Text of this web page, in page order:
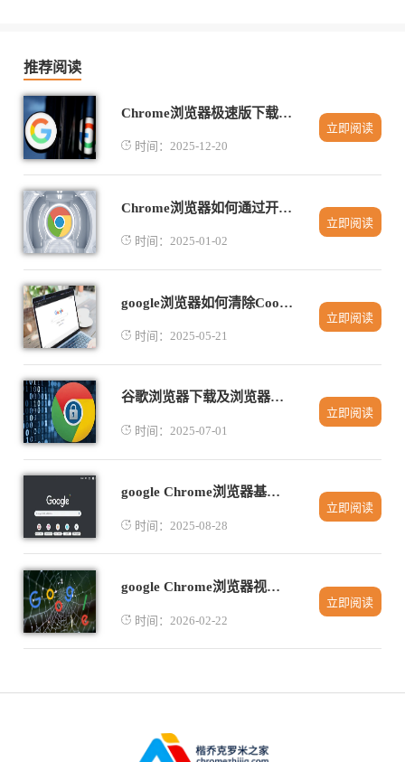
推荐阅读
Chrome浏览器极速版下载安装流程解析
时间：2025-12-20
立即阅读
Chrome浏览器如何通过开发者工具调试页面的动画效果
时间：2025-01-02
立即阅读
google浏览器如何清除Cookie并提高隐私
时间：2025-05-21
立即阅读
谷歌浏览器下载及浏览器用户数据保护
时间：2025-07-01
立即阅读
google Chrome浏览器基于区块链的扩展安全机制介绍
时间：2025-08-28
立即阅读
google Chrome浏览器视频播放缓存优化操作实测
时间：2026-02-22
立即阅读